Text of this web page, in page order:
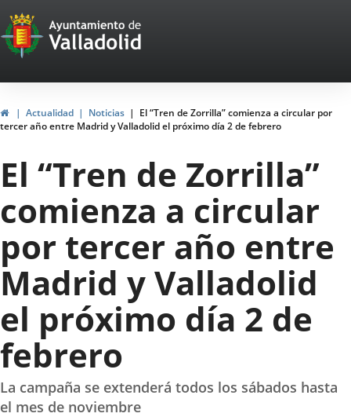
Portal
Web
del
Ayuntamiento
de
Valladolid
HomeActualidad Noticias
El “Tren de Zorrilla” comienza a circular por
tercer año entre Madrid y Valladolid el próximo día 2 de febrero
El “Tren de Zorrilla”
comienza a circular
por tercer año entre
Madrid y Valladolid
el próximo día 2 de
febrero
La campaña se extenderá todos los sábados hasta
el mes de noviembre